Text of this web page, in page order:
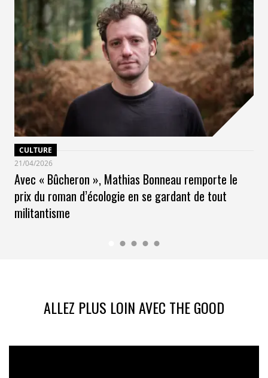
CULTURE
21/04/2026
Avec « Bûcheron », Mathias Bonneau remporte le
prix du roman d’écologie en se gardant de tout
militantisme
ALLEZ PLUS LOIN AVEC THE GOOD